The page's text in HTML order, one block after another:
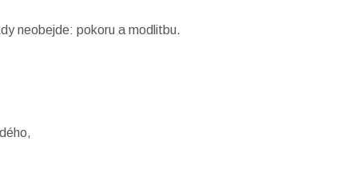
neobejde: pokoru a modlitbu.